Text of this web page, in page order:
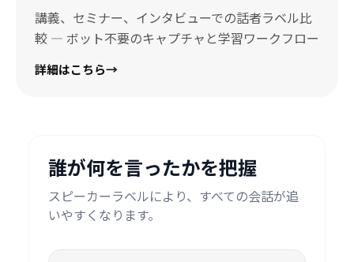
講義、セミナー、インタビューでの話者ラベル比
較 — ボット不要のキャプチャと学習ワークフロー
詳細はこちら→
誰が何を言ったかを把握
スピーカーラベルにより、すべての会話が追
いやすくなります。